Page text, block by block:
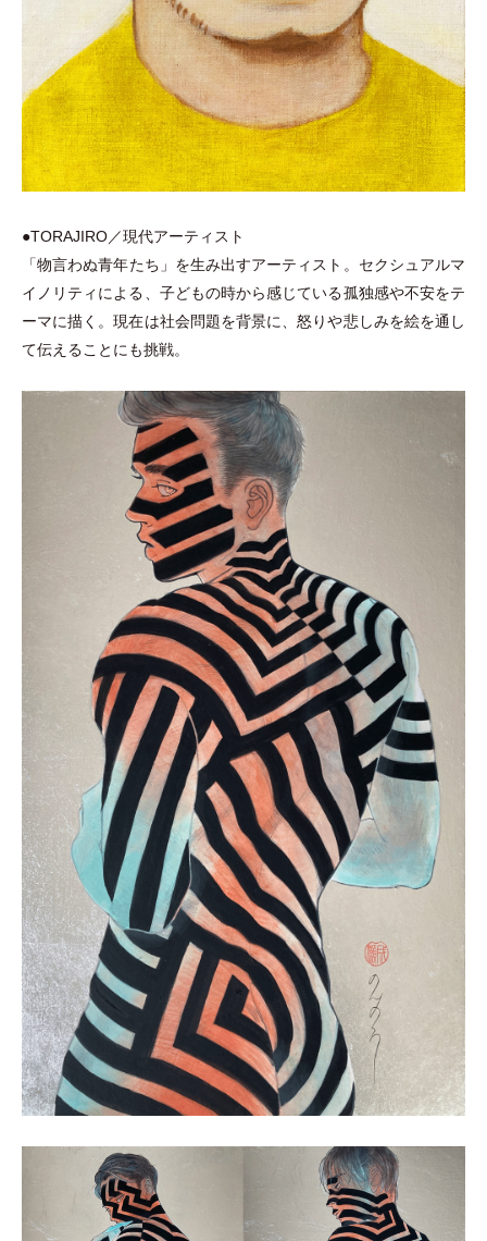
●TORAJIRO／現代アーティスト
「物言わぬ青年たち 」 を生み出すアーティスト。セクシュアルマ
イノリティによる、子どもの時から感じている孤独感や不安をテ
ーマに描く。現在は社会問題を背景に、怒りや悲しみを絵を通し
て伝えることにも挑戦。